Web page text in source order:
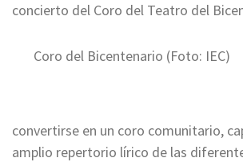
concierto del Coro del Teatro del
Coro del Bicentenario (Foto: IEC)
convertirse en un coro comunitario,
amplio repertorio lírico de las